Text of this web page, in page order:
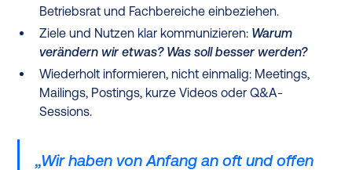
Betriebsrat und Fachbereiche einbeziehen.
Ziele und Nutzen klar kommunizieren: Warum
verändern wir etwas? Was soll besser werden?
Wiederholt informieren, nicht einmalig: Meetings,
Mailings, Postings, kurze Videos oder Q&A-
Sessions.
„Wir haben von Anfang an oft und offen